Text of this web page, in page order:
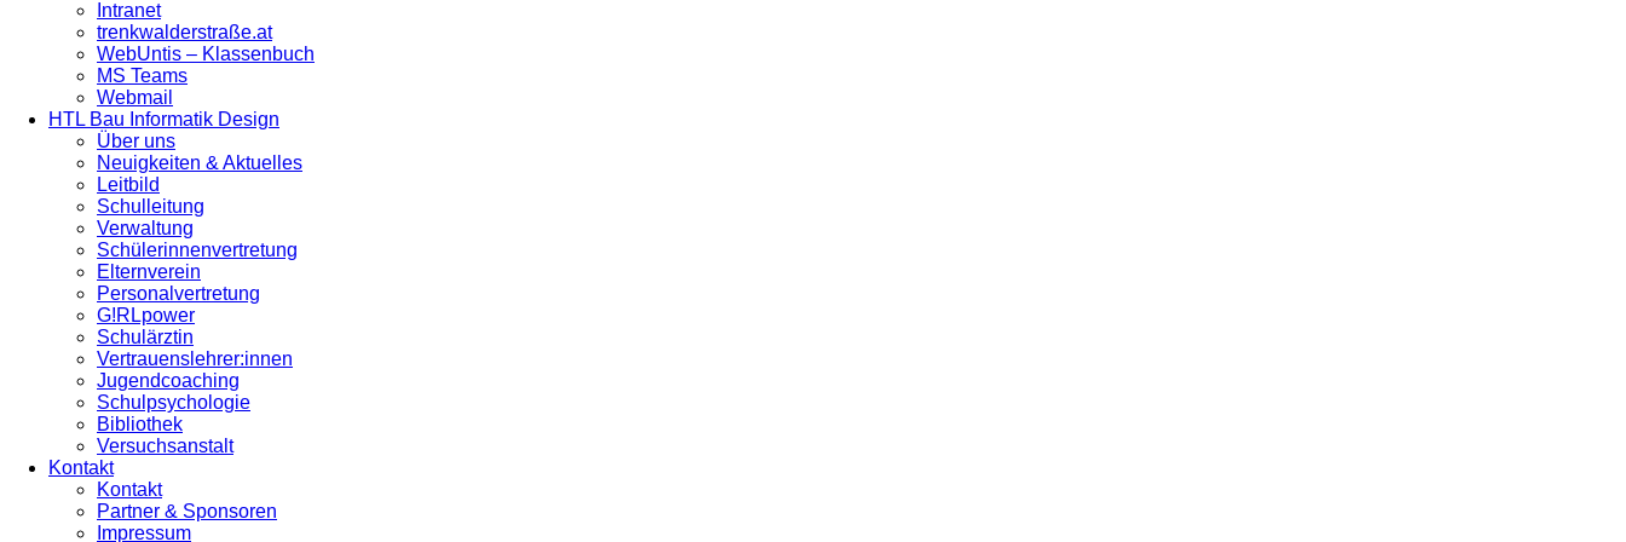
Intranet
trenkwalderstraße.at
WebUntis – Klassenbuch
MS Teams
Webmail
HTL Bau Informatik Design
Über uns
Neuigkeiten & Aktuelles
Leitbild
Schulleitung
Verwaltung
Schülerinnenvertretung
Elternverein
Personalvertretung
G!RLpower
Schulärztin
Vertrauenslehrer:innen
Jugendcoaching
Schulpsychologie
Bibliothek
Versuchsanstalt
Kontakt
Kontakt
Partner & Sponsoren
Impressum